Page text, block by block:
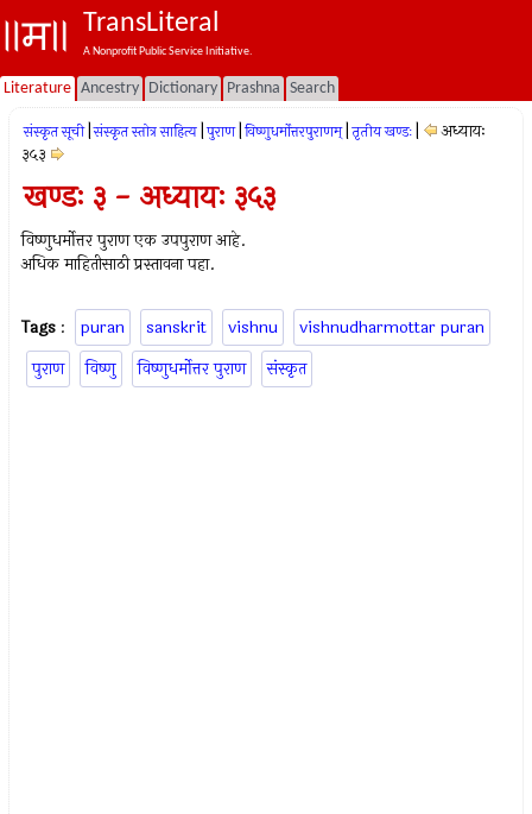
TransLiteral
A Nonprofit Public Service Initiative.
Literature Ancestry Dictionary Prashna Search
संस्कृत सूची संस्कृत स्तोत्र साहित्य पुराण विष्णुधर्मोत्तरपुराणम् तृतीय खण्डः
अध्यायः
३५३
खण्डः ३ - अध्यायः ३५३
विष्णुधर्मोत्तर पुराण एक उपपुराण आहे.
अधिक माहितीसाठी प्रस्तावना पहा.
Tags : puran sanskrit vishnu
vishnudharmottar puran
पुराण
विष्णु विष्णुधर्मोत्तर पुराण संस्कृत